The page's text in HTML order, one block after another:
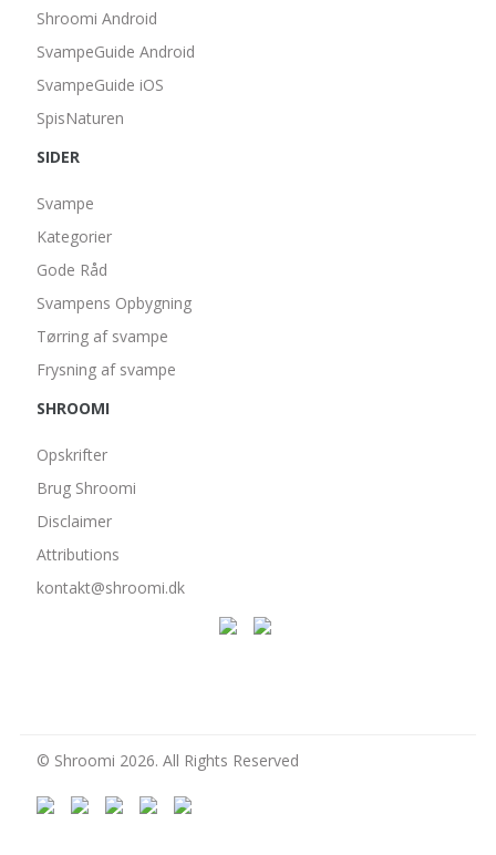
Shroomi Android
SvampeGuide Android
SvampeGuide iOS
SpisNaturen
SIDER
Svampe
Kategorier
Gode Råd
Svampens Opbygning
Tørring af svampe
Frysning af svampe
SHROOMI
Opskrifter
Brug Shroomi
Disclaimer
Attributions
kontakt@shroomi.dk
© Shroomi 2026. All Rights Reserved